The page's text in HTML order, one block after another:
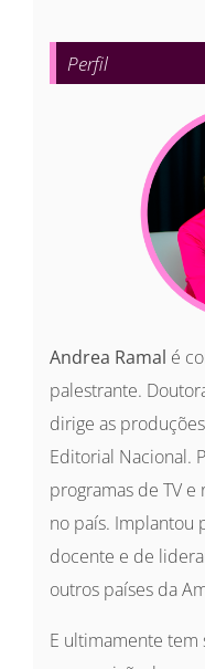
para:
Perfil
Andrea Ramal é
palestrante.
dirige as
Editorial Nacional.
programas de TV
no país. Implantou
docente e de
outros países da
E ultimamente